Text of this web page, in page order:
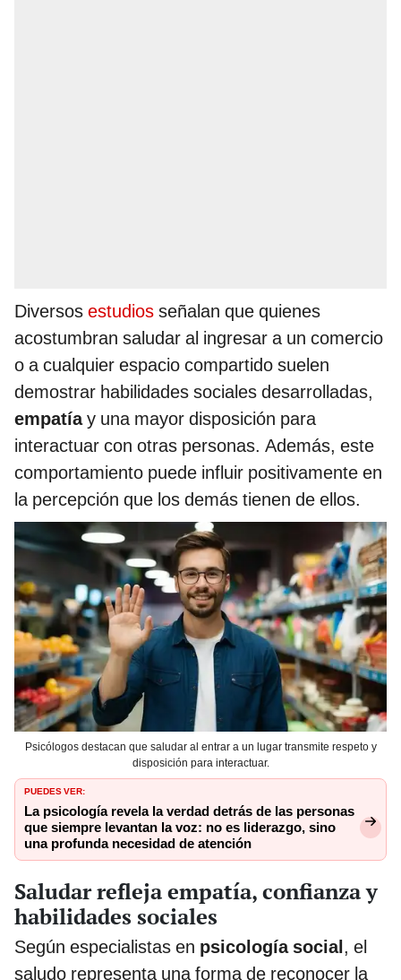
Diversos estudios señalan que quienes
acostumbran saludar al ingresar a un comercio
o a cualquier espacio compartido suelen
demostrar habilidades sociales desarrolladas,
empatíay una mayor disposición para
interactuar con otras personas. Además, este
comportamiento puede influir positivamente en
la percepción que los demás tienen de ellos.
Psicólogos destacan que saludar al entrar a un lugar transmite respeto y
disposición para interactuar.
PUEDES VER:
La psicología revela la verdad detrás de las personas
que siempre levantan la voz: no es liderazgo, sino
una profunda necesidad de atención
Saludar refleja empatía, confianza y
habilidades sociales
Según especialistas en psicología social, el
saludo representa una forma de reconocer la